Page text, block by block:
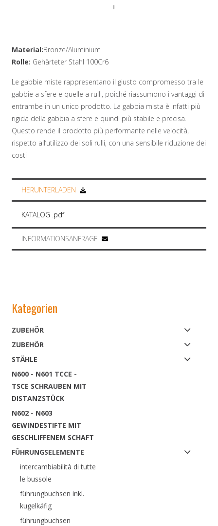
Kategorien
ZUBEHÖR
ZUBEHÖR
STÄHLE
N600 - N601 TCCE -
TSCE SCHRAUBEN MIT
DISTANZSTÜCK
N602 - N603
GEWINDESTIFTE MIT
GESCHLIFFENEM SCHAFT
FÜHRUNGSELEMENTE
intercambiabilità di tutte
le bussole
führungbuchsen inkl.
kugelkäfig
führungbuchsen
Material:Bronze/Aluminium
Rolle: Gehärteter Stahl 100Cr6
Le gabbie miste rappresentano il giusto compromesso tra le
gabbie a sfere e quelle a rulli, poiché riassumono i vantaggi di
entrambe in un unico prodotto. La gabbia mista è infatti più
rigida della gabbia a sfere e quindi più stabile e precisa.
Questo rende il prodotto più performante nelle velocità,
rispetto all’utilizzo dei soli rulli, con una sensibile riduzione dei
costi
HERUNTERLADEN
KATALOG .pdf
INFORMATIONSANFRAGE